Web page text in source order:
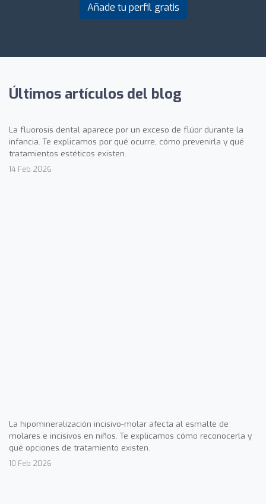
Añade tu perfil gratis
Últimos artículos del blog
La fluorosis dental aparece por un exceso de flúor durante la
infancia. Te explicamos por qué ocurre, cómo prevenirla y qué
tratamientos estéticos existen.
14 Feb 2026
La hipomineralización incisivo-molar afecta al esmalte de
molares e incisivos en niños. Te explicamos cómo reconocerla y
qué opciones de tratamiento existen.
10 Feb 2026